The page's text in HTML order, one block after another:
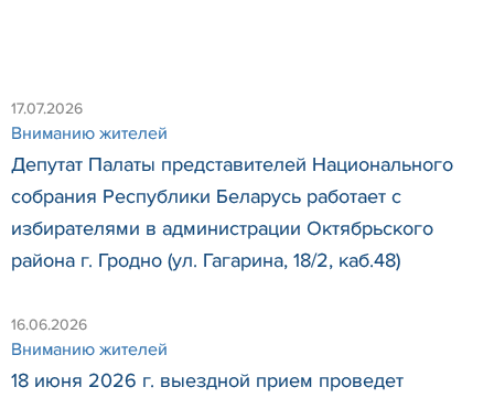
17.07.2026
Вниманию жителей
Депутат Палаты представителей Национального
собрания Республики Беларусь работает с
избирателями в администрации Октябрьского
района г. Гродно (ул. Гагарина, 18/2, каб.48)
16.06.2026
Вниманию жителей
18 июня 2026 г. выездной прием проведет